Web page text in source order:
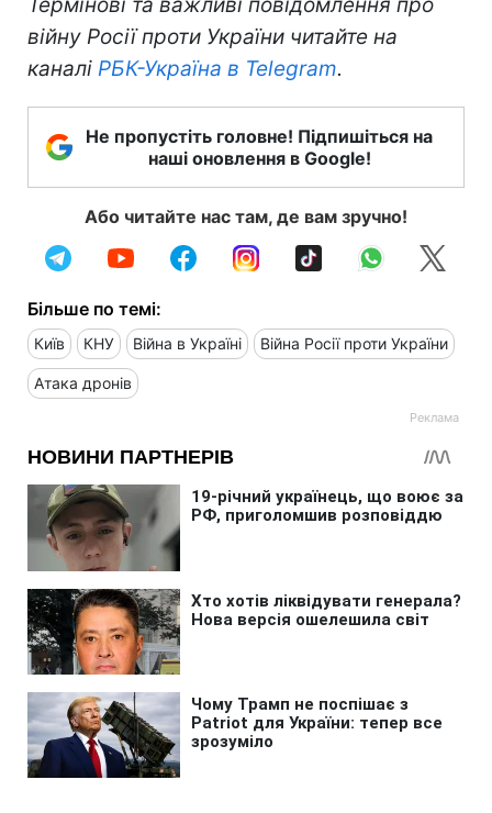
війну Росії проти України читайте на
каналі РБК-Україна в Telegram.
Не пропустіть головне! Підпишіться на
наші оновлення в Google!
Або читайте нас там, де вам зручно!
Більше по темі:
Київ КНУ Війна в Україні Війна Росії проти України
Атака дронів